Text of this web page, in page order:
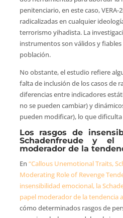
penitenciario, en este caso,
radicalizadas en cualquier
terrorismo yihadista. La
instrumentos son válidos y
población.
No obstante, el estudio refiere
falta de inclusión de los casos de
diferencias entre indicadores
no se pueden cambiar) y
pueden modificar), lo que
Los rasgos de
Schadenfreude y el
moderador de la
En “Callous Unemotional Traits,
Moderating Role of Revenge
insensibilidad emocional, la
papel moderador de la tendencia
cómo determinados rasgos de